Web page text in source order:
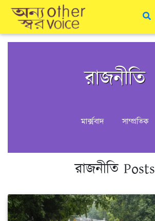
রাজনীতি
মার্ক্সবাদ সাম্প্রতিক
রাজনীতি Posts